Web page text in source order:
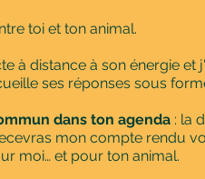
toi et ton animal.
à distance à son énergie
ses réponses sous
dans ton agenda : la
mon compte rendu
moi… et pour ton animal.